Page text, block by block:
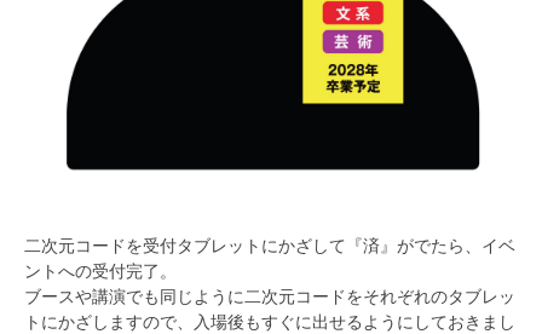
二次元コードを受付タブレットにかざして『済』がでたら、イベ
ントへの受付完了。
ブースや講演でも同じように二次元コードをそれぞれのタブレッ
トにかざしますので、入場後もすぐに出せるようにしておきまし